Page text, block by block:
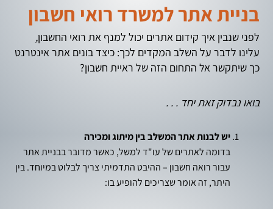
בניית אתר למשרד רואי חשבון
לפני שנבין איך קידום אתרים יכול למנף את רואי החשבון,
עלינו לדבר על השלב המקדים לכך: כיצד בונים אתר אינטרנט
כך שיתקשר אל התחום הזה של ראיית חשבון?
בואו נבדוק זאת יחד . . .
יש לבנות אתר המשלב בין מיתוג ומכירה
בדומה לאתרים של עו"ד למשל, כאשר מדובר בבניית אתר
עבור רואה חשבון – ההיבט התדמיתי צריך לבלוט במיוחד. בין
היתר, זה אומר שצריכים להופיע בו: